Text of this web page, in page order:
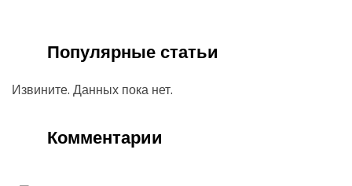
Популярные статьи
Извините. Данных пока нет.
Комментарии